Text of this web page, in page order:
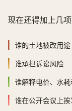
现在还得加上几
谁的土地被改用途
谁承担诉讼风险
谁解释电价、水
谁在公开会议上挨